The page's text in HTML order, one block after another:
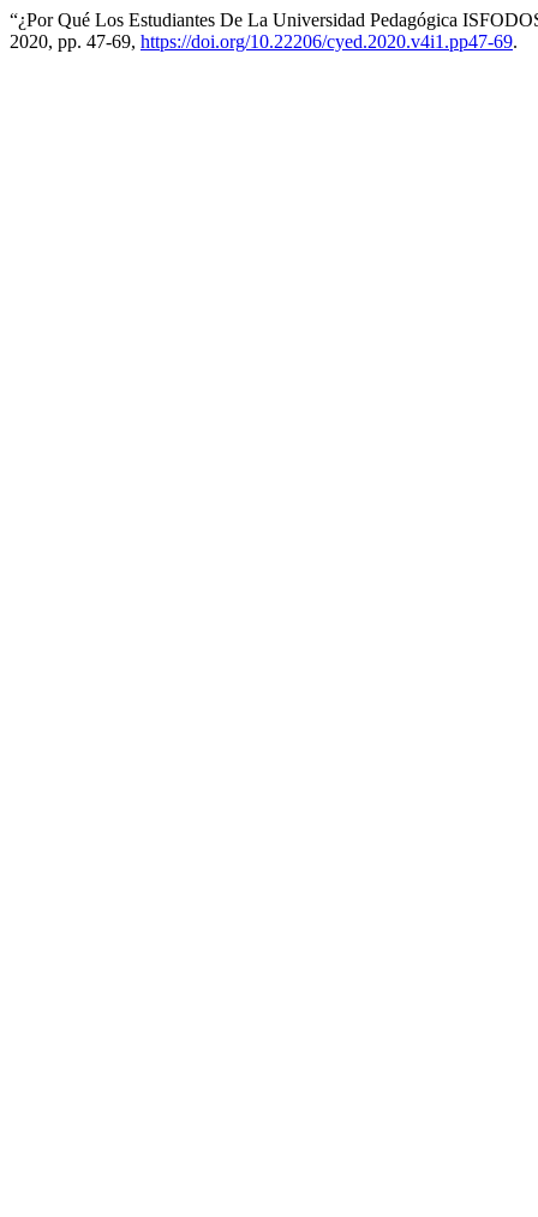
“¿Por Qué Los Estudiantes De La Universidad Pedagógica
2020, pp. 47-69, https://doi.org/10.22206/cyed.2020.v4i1.pp47-69.